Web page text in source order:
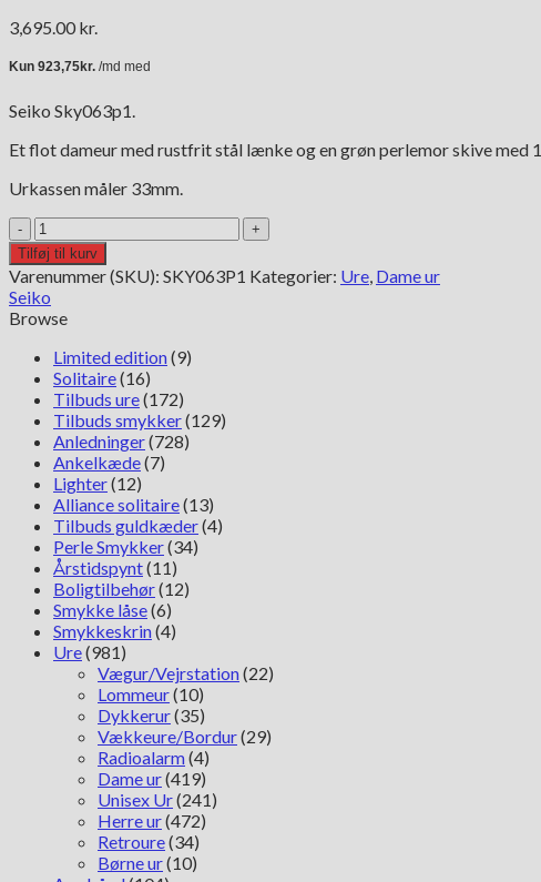
3,695.00 kr.
Seiko Sky063p1.
Et flot dameur med rustfrit stål lænke og en grøn perlemor skive med
Urkassen måler 33mm.
Seiko
SKY063P1
antal
Tilføj til kurv
Varenummer (SKU): SKY063P1 Kategorier: Ure, Dame ur
Seiko
Browse
Limited edition(9)
Solitaire(16)
Tilbuds ure(172)
Tilbuds smykker(129)
Anledninger(728)
Ankelkæde(7)
Lighter(12)
Alliance solitaire(13)
Tilbuds guldkæder(4)
Perle Smykker(34)
Årstidspynt(11)
Boligtilbehør(12)
Smykke låse(6)
Smykkeskrin(4)
Ure(981)
Vægur/Vejrstation(22)
Lommeur(10)
Dykkerur(35)
Vækkeure/Bordur(29)
Radioalarm(4)
Dame ur(419)
Unisex Ur(241)
Herre ur(472)
Retroure(34)
Børne ur(10)